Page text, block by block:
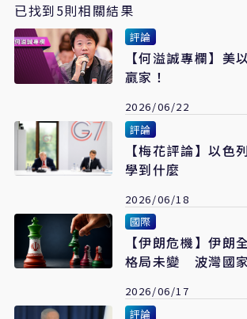
已找到5則相關結果
評論
【何溢誠專欄】美
贏家！
2026/06/22
評論
【梅花評論】以色
學到什麼
2026/06/18
國際
【伊朗危機】伊朗
格局未變 波灣國
2026/06/17
評論